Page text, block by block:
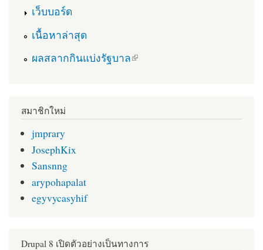
เว็บบอร์ด
เนื้อหาล่าสุด
ผลสลากกินแบ่งรัฐบาล
(link is external)
สมาชิกใหม่
jmprary
JosephKix
Sansnng
arypohapalat
egyvycasyhif
Drupal 8 เปิดตัวอย่างเป็นทางการ